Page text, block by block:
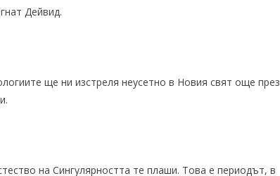
Дейвид.
ще ни изстреля неусетно в Новия свят още през
на Сингулярността те плаши. Това е периодът, в